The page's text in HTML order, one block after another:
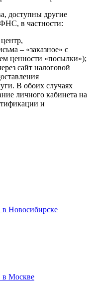
доступны другие
в частности:
– «заказное» с
ценности «посылки»);
сайт налоговой
В обоих случаях
личного кабинета на
и
Новосибирске
Москве